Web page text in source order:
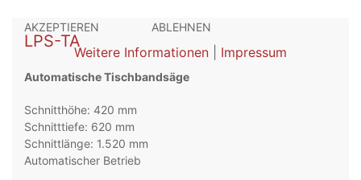
LPS-TA
Automatische Tischbandsäge
Schnitthöhe: 420 mm
Schnitttiefe: 620 mm
Schnittlänge: 1.520 mm
Automatischer Betrieb
AKZEPTIEREN ABLEHNEN
Weitere Informationen Impressum